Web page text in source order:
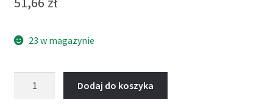
23 w magazynie
Dodaj do koszyka